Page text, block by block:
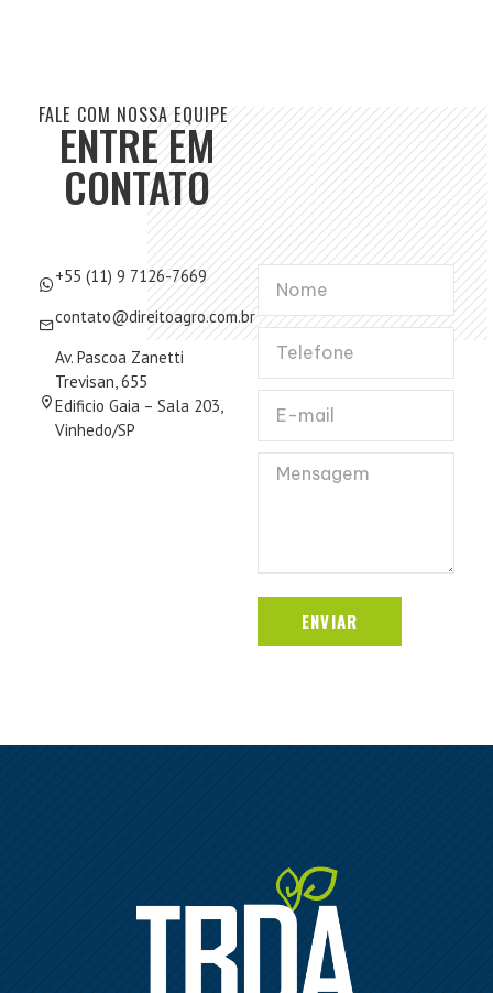
FALE COM NOSSA EQUIPE
ENTRE EM
CONTATO
+55 (11) 9 7126-7669
contato@direitoagro.com.br
Av. Pascoa Zanetti
Trevisan, 655
Edificio Gaia – Sala 203,
Vinhedo/SP
ENVIAR